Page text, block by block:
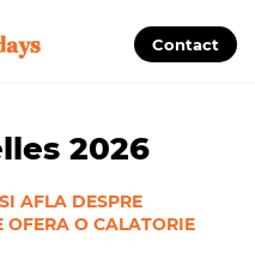
Contact
2026
AFLA DESPRE
OFERA O CALATORIE